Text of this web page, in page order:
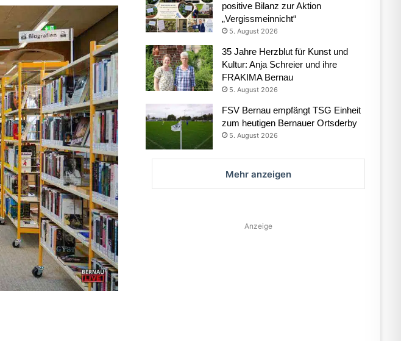
positive Bilanz zur Aktion
„Vergissmeinnicht“
5. August 2026
35 Jahre Herzblut für Kunst und
Kultur: Anja Schreier und ihre
FRAKIMA Bernau
5. August 2026
FSV Bernau empfängt TSG Einheit
zum heutigen Bernauer Ortsderby
5. August 2026
Mehr anzeigen
Anzeige